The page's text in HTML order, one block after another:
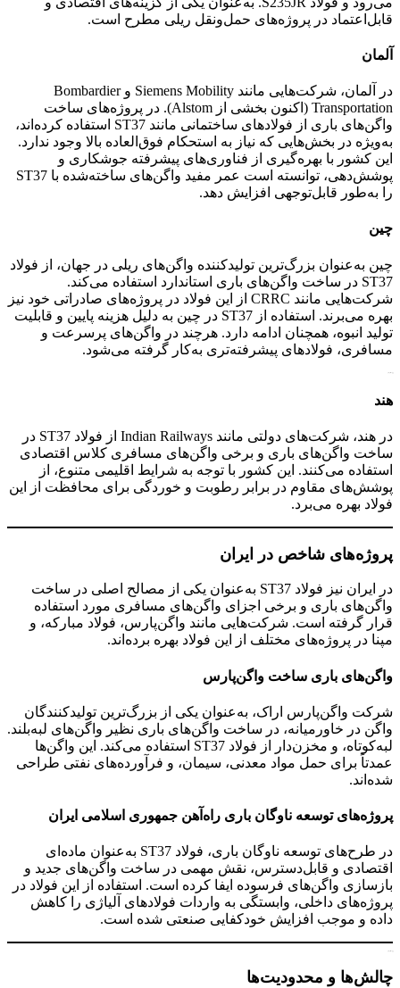
قابل‌اعتماد در پروژه‌های حمل‌ونقل ریلی مطرح است.
آلمان
در آلمان، شرکت‌هایی مانند Siemens Mobility و Bombardier
Transportation (اکنون بخشی از Alstom). در پروژه‌های ساخت
واگن‌های باری از فولادهای ساختمانی مانند ST37 استفاده کرده‌اند،
به‌ویژه در بخش‌هایی که نیاز به استحکام فوق‌العاده بالا وجود ندارد.
این کشور با بهره‌گیری از فناوری‌های پیشرفته جوشکاری و
پوشش‌دهی، توانسته است عمر مفید واگن‌های ساخته‌شده با ST37
را به‌طور قابل‌توجهی افزایش دهد.
چین
چین به‌عنوان بزرگ‌ترین تولیدکننده واگن‌های ریلی در جهان، از فولاد
ST37 در ساخت واگن‌های باری استاندارد استفاده می‌کند.
شرکت‌هایی مانند CRRC از این فولاد در پروژه‌های صادراتی خود نیز
بهره می‌برند. استفاده از ST37 در چین به دلیل هزینه پایین و قابلیت
تولید انبوه، همچنان ادامه دارد. هرچند در واگن‌های پرسرعت و
مسافری، فولادهای پیشرفته‌تری به‌کار گرفته می‌شود.
هند
در هند، شرکت‌های دولتی مانند Indian Railways از فولاد ST37 در
ساخت واگن‌های باری و برخی واگن‌های مسافری کلاس اقتصادی
استفاده می‌کنند. این کشور با توجه به شرایط اقلیمی متنوع، از
پوشش‌های مقاوم در برابر رطوبت و خوردگی برای محافظت از این
فولاد بهره می‌برد.
پروژه‌های شاخص در ایران
در ایران نیز فولاد ST37 به‌عنوان یکی از مصالح اصلی در ساخت
واگن‌های باری و برخی اجزای واگن‌های مسافری مورد استفاده
قرار گرفته است. شرکت‌هایی مانند واگن‌پارس، فولاد مبارکه، و
مپنا در پروژه‌های مختلف از این فولاد بهره برده‌اند.
واگن‌های باری ساخت واگن‌پارس
شرکت واگن‌پارس اراک، به‌عنوان یکی از بزرگ‌ترین تولیدکنندگان
واگن در خاورمیانه، در ساخت واگن‌های باری نظیر واگن‌های لبه‌بلند.
لبه‌کوتاه، و مخزن‌دار از فولاد ST37 استفاده می‌کند. این واگن‌ها
عمدتاً برای حمل مواد معدنی، سیمان، و فرآورده‌های نفتی طراحی
شده‌اند.
پروژه‌های توسعه ناوگان باری راه‌آهن جمهوری اسلامی ایران
در طرح‌های توسعه ناوگان باری، فولاد ST37 به‌عنوان ماده‌ای
اقتصادی و قابل‌دسترس، نقش مهمی در ساخت واگن‌های جدید و
بازسازی واگن‌های فرسوده ایفا کرده است. استفاده از این فولاد در
پروژه‌های داخلی، وابستگی به واردات فولادهای آلیاژی را کاهش
داده و موجب افزایش خودکفایی صنعتی شده است.
چالش‌ها و محدودیت‌ها